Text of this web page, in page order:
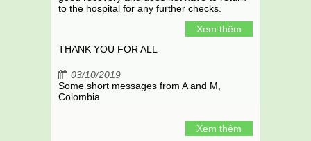
to the hospital for any further checks.
Xem thêm
THANK YOU FOR ALL
03/10/2019
Some short messages from A and M,
Colombia
Xem thêm